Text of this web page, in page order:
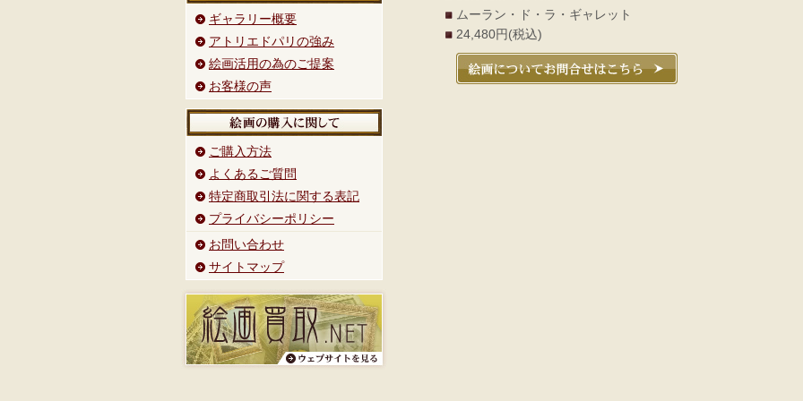
ムーラン・ド・ラ・ギャレット
24,480円(税込)
ギャラリー概要
アトリエドパリの強み
絵画活用の為のご提案
お客様の声
ご購入方法
よくあるご質問
特定商取引法に関する表記
プライバシーポリシー
お問い合わせ
サイトマップ